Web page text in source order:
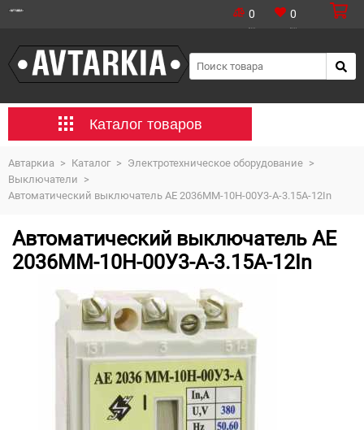
0 0
Каталог товаров
Автаркиа > Каталог > Электротехническое оборудование >
Выключатели >
Автоматический выключатель AE 2036ММ-10Н-00У3-А-3.15А-12In
Автоматический выключатель AE
2036ММ-10Н-00У3-А-3.15А-12In